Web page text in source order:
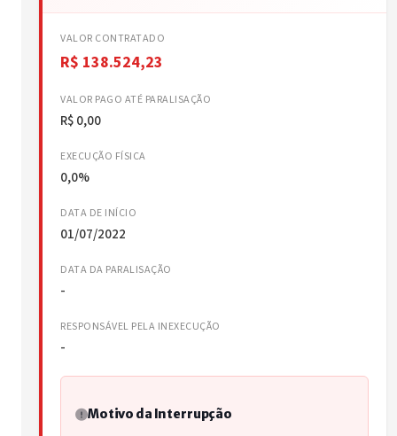
VALOR CONTRATADO
R$ 138.524,23
VALOR PAGO ATÉ PARALISAÇÃO
R$ 0,00
EXECUÇÃO FÍSICA
0,0%
DATA DE INÍCIO
01/07/2022
DATA DA PARALISAÇÃO
-
RESPONSÁVEL PELA INEXECUÇÃO
-
Motivo da Interrupção